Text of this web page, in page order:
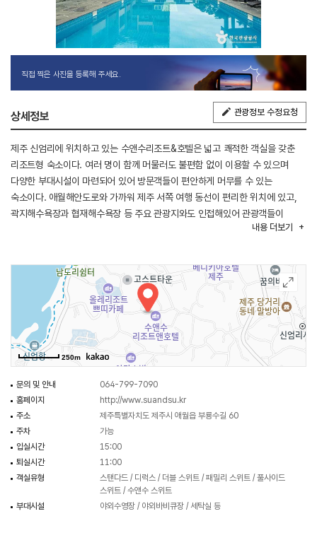
직접 찍은 사진을 등록해 주세요.
상세정보 관광정보 수정요청
제주 신엄리에 위치하고 있는 수앤수리조트&호텔은 넓고 쾌적한 객실을 갖춘
리조트형 숙소이다. 여러 명이 함께 머물러도 불편함 없이 이용할 수 있으며
다양한 부대시설이 마련되어 있어 방문객들이 편안하게 머무를 수 있는
숙소이다. 애월해안도로와 가까워 제주 서쪽 여행 동선이 편리한 위치에 있고,
곽지해수욕장과 협재해수욕장 등 주요 관광지와도 인접해있어 관광객들이
내용 더보기
250m
문의 및 안내
064-799-7090
홈페이지
http://www.suandsu.kr
주소
제주특별자치도 제주시 애월읍 부룡수길 60
주차
가능
입실시간
15:00
퇴실시간
11:00
객실유형
스탠다드 / 디럭스 / 더블 스위트 / 패밀리 스위트 / 풀사이드
스위트 / 수앤수 스위트
부대시설
야외수영장 / 야외바비큐장 / 세탁실 등